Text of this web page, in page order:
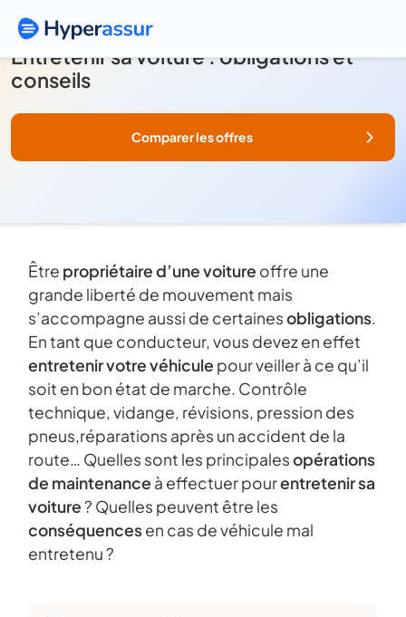
Entretenir sa voiture : obligations et
conseils
Comparer les offres
Être propriétaire d’une voiture offre une
grande liberté de mouvement mais
s’accompagne aussi de certainesobligations.
En tant que conducteur, vous devez en effet
entretenir votre véhicule pour veiller à ce qu’il
soit en bon état de marche. Contrôle
technique, vidange, révisions, pression des
pneus,réparations après un accident de la
route… Quelles sont les principalesopérations
de maintenance à effectuer pourentretenir sa
voiture? Quelles peuvent être les
conséquencesen cas de véhicule mal
entretenu ?